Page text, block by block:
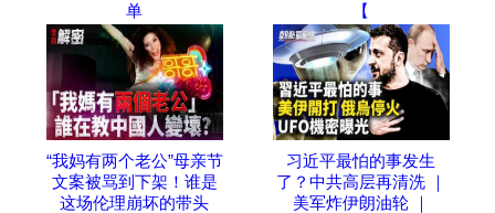
单
【
“我妈有两个老公”母亲节
文案被骂到下架！谁是
这场伦理崩坏的带头
习近平最怕的事发生
了？中共高层再清洗 ｜
美军炸伊朗油轮 ｜